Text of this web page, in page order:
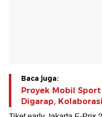
Baca juga:
Proyek Mobil
Digarap,